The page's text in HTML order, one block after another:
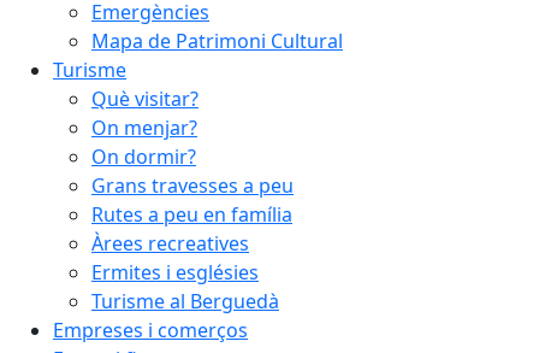
Emergències
Mapa de Patrimoni Cultural
Turisme
Què visitar?
On menjar?
On dormir?
Grans travesses a peu
Rutes a peu en família
Àrees recreatives
Ermites i esglésies
Turisme al Berguedà
Empreses i comerços